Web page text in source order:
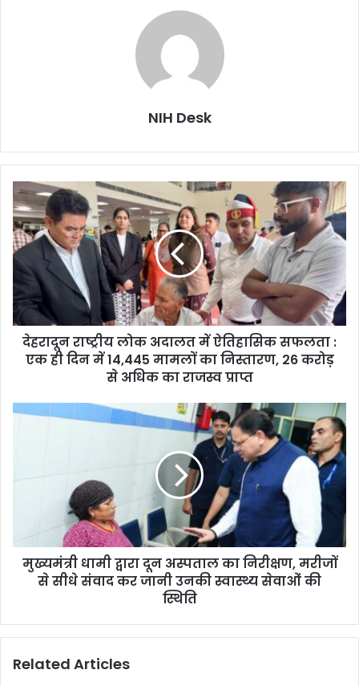
NIH Desk
देहरादून
राष्ट्रीय
लोक
अदालत
में
ऐतिहासिक
सफलता
:
एक
प्राप्त
देहरादून राष्ट्रीय लोक अदालत में ऐतिहासिक सफलता :
एक ही दिन में 14,445 मामलों का निस्तारण, 26 करोड़
से अधिक का राजस्व प्राप्त
मुख्यमंत्री
से
सीधे
उनकी
सेवाओं
मुख्यमंत्री धामी द्वारा दून अस्पताल का निरीक्षण, मरीजों
से सीधे संवाद कर जानी उनकी स्वास्थ्य सेवाओं की
स्थिति
Related Articles